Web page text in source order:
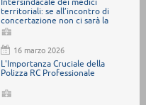
territoriali: se all’incontro di
concertazione non ci sarà la
parte politica, abbandoneremo il
tavolo
16 marzo 2026
L'Importanza Cruciale della
Polizza RC Professionale